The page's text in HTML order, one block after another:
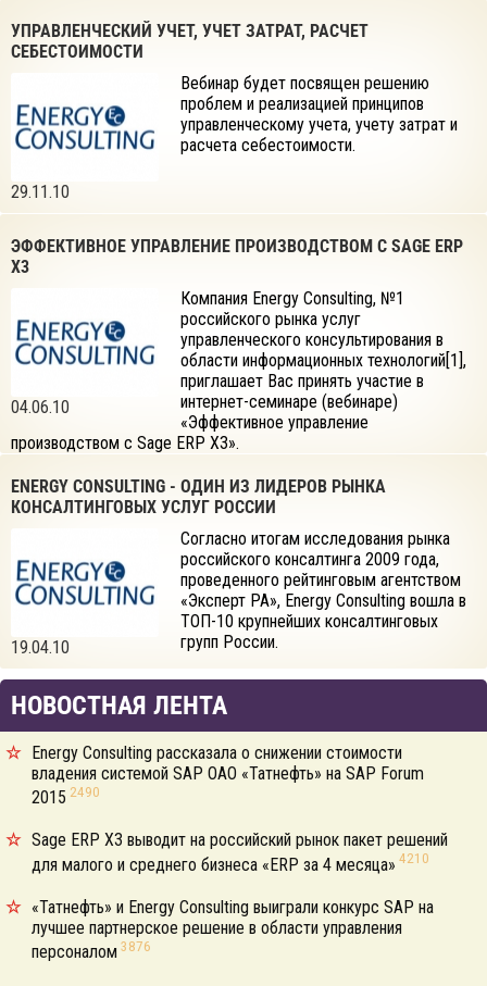
УПРАВЛЕНЧЕСКИЙ УЧЕТ, УЧЕТ ЗАТРАТ, РАСЧЕТ
СЕБЕСТОИМОСТИ
29.11.10
Вебинар будет посвящен решению
проблем и реализацией принципов
управленческому учета, учету затрат и
расчета себестоимости.
ЭФФЕКТИВНОЕ УПРАВЛЕНИЕ ПРОИЗВОДСТВОМ С SAGE ERP
X3
04.06.10
Компания Energy Consulting, №1
российского рынка услуг
управленческого консультирования в
области информационных технологий[1],
приглашает Вас принять участие в
интернет-семинаре (вебинаре)
«Эффективное управление
производством с Sage ERP X3».
ENERGY CONSULTING - ОДИН ИЗ ЛИДЕРОВ РЫНКА
КОНСАЛТИНГОВЫХ УСЛУГ РОССИИ
19.04.10
Согласно итогам исследования рынка
российского консалтинга 2009 года,
проведенного рейтинговым агентством
«Эксперт РА», Energy Consulting вошла в
ТОП-10 крупнейших консалтинговых
групп России.
НОВОСТНАЯ ЛЕНТА
Energy Consulting рассказала о снижении стоимости
владения системой SAP ОАО «Татнефть» на SAP Forum
2015 2490
Sage ERP X3 выводит на российский рынок пакет решений
для малого и среднего бизнеса «ERP за 4 месяца» 4210
«Татнефть» и Energy Consulting выиграли конкурс SAP на
лучшее партнерское решение в области управления
персоналом 3876